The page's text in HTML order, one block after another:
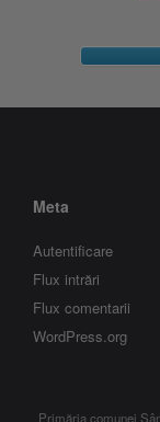
Meta
Autentificare
Flux intrări
Flux comentarii
WordPress.org
Primăria comunei